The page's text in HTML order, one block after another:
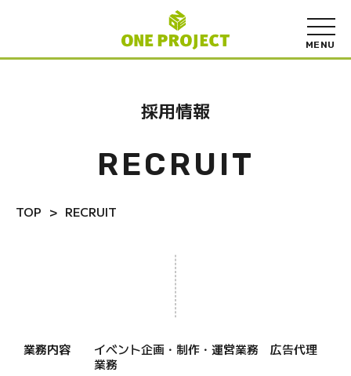
採用情報
RECRUIT
TOP RECRUIT
業務内容
イベント企画・制作・運営業務 広告代理
業務